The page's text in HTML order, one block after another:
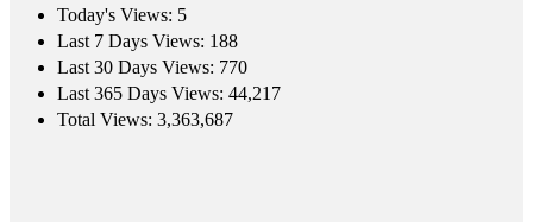
Today's Views: 5
Last 7 Days Views: 188
Last 30 Days Views: 770
Last 365 Days Views: 44,217
Total Views: 3,363,687